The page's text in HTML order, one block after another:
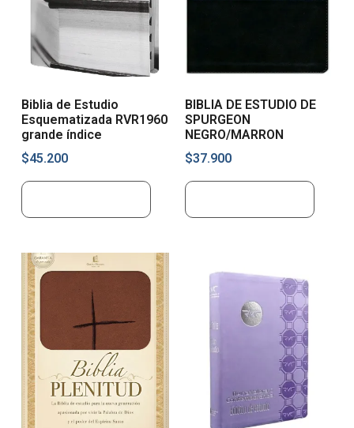
Biblia de Estudio
Esquematizada RVR1960
grande índice
$45.200
BIBLIA DE ESTUDIO DE
SPURGEON
NEGRO/MARRON
$37.900